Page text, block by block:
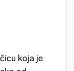
koja je